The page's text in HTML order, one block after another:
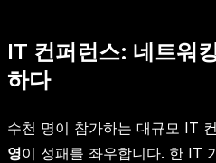
IT 컨퍼런스: 네트워
하다
수천 명이 참가하는 대규모 IT
영이 성패를 좌우합니다. 한 IT